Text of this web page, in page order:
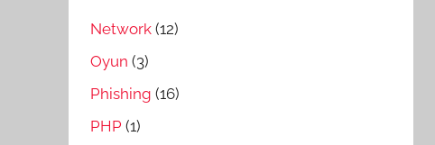
Network (12)
Oyun (3)
Phishing (16)
PHP (1)